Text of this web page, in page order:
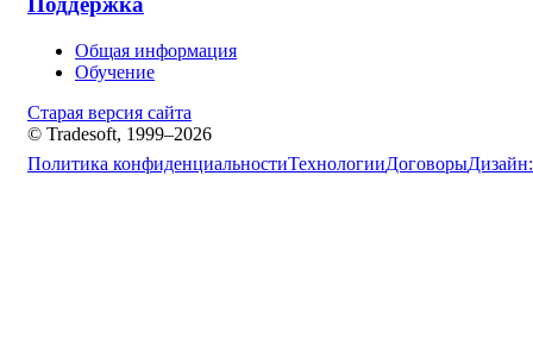
Общая информация
Обучение
Старая версия сайта
© Tradesoft, 1999–2026
Политика конфиденциальностиТехнологииДоговорыДизайн: